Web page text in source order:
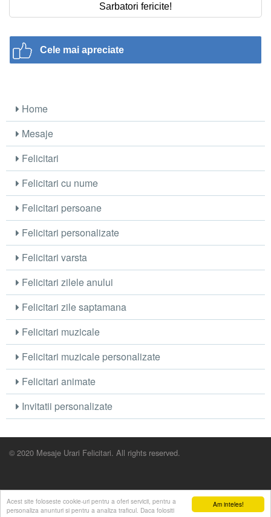
Am inteles!
Acest site foloseste cookie-uri pentru a oferi servicii, pentru a
personaliza anunturi si pentru a analiza traficul. Daca folositi
Sarbatori fericite!
Cele mai apreciate
Home
Mesaje
Felicitari
Felicitari cu nume
Felicitari persoane
Felicitari personalizate
Felicitari varsta
Felicitari zilele anului
Felicitari zile saptamana
Felicitari muzicale
Felicitari muzicale personalizate
Felicitari animate
Invitatii personalizate
© 2020 Mesaje Urari Felicitari. All rights reserved.